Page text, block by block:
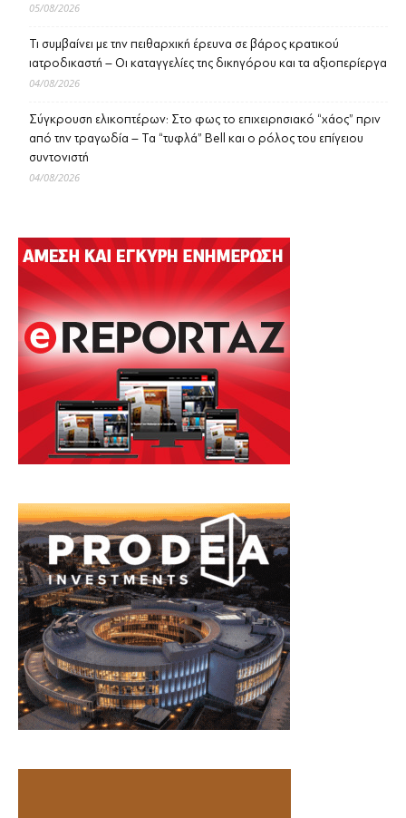
05/08/2026
Τι συμβαίνει με την πειθαρχική έρευνα σε βάρος κρατικού
ιατροδικαστή – Οι καταγγελίες της δικηγόρου και τα αξιοπερίεργα
04/08/2026
Σύγκρουση ελικοπτέρων: Στο φως το επιχειρησιακό “χάος” πριν
από την τραγωδία – Τα “τυφλά” Bell και ο ρόλος του επίγειου
συντονιστή
04/08/2026